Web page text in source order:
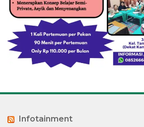
Infotainment